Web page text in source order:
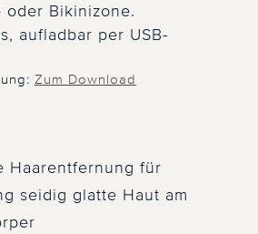
oder Bikinizone.
aufladbar per USB-
Zum Download
Haarentfernung für
seidig glatte Haut am